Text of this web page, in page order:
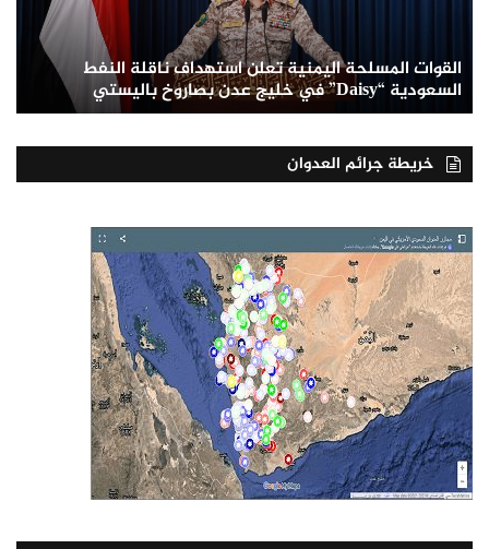
القوات المسلحة اليمنية تعلن استهداف ناقلة النفط
السعودية “Daisy” في خليج عدن بصاروخ باليستي
خريطة جرائم العدوان